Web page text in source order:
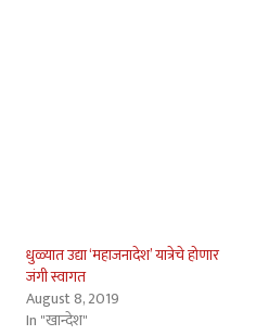
धुळ्यात उद्या ‘महाजनादेश’ यात्रेचे होणार
जंगी स्वागत
August 8, 2019
In "खान्देश"